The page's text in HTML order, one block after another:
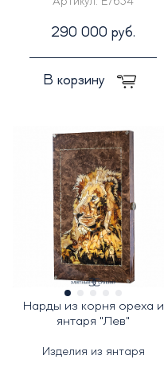
290 000 руб.
В корзину
Нарды из корня ореха и
янтаря "Лев"
Изделия из янтаря